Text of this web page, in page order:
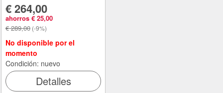
€ 264,00
ahorros € 25,00
€ 289,00 (-9%)
No disponible por el
momento
Condición: nuevo
Detalles